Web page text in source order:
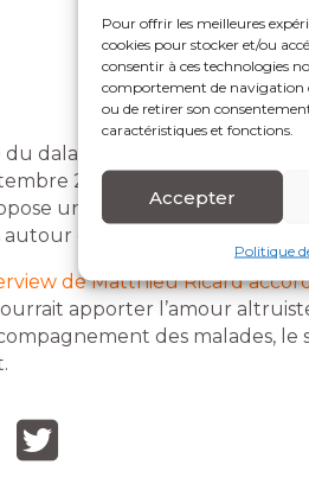
Pour offrir les meilleures
cookies pour stocker et/ou
consentir à ces technologies
comportement de navigation
ou de retirer son
caractéristiques et fonctions.
Accepter
Politique
dalaï lama, Matthieu Ricard
2013, une nouvelle
une issue à la violence
de la bienveillance et de
de Matthieu Ricard
apporter l’amour
des malades,